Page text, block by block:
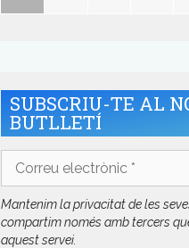
SUBSCRIU-TE AL
BUTLLETÍ
electrònic
Mantenim la privacitat de les
compartim només amb tercers
aquest servei.